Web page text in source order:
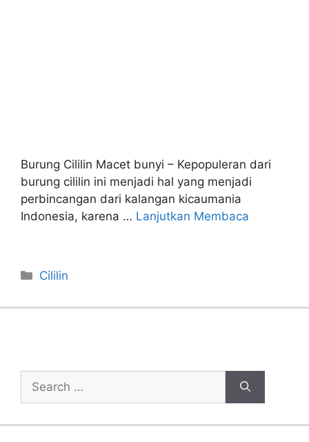
Burung Cililin Macet bunyi – Kepopuleran dari
burung cililin ini menjadi hal yang menjadi
perbincangan dari kalangan kicaumania
Indonesia, karena … Lanjutkan Membaca
Categories
Cililin
Search
for: